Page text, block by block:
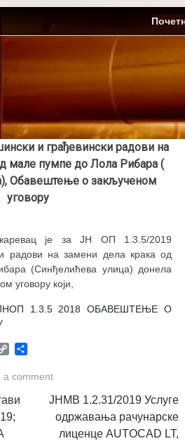
и грађевински радови на
мале пумпе до Лола Рибара (
Обавештење о закљученом
уговору
је за ЈН ОП 1.3.5/2019
радови на замени дела крака од
(Синђелићева улица) донела
уговору који,
1.3.5 2018 ОБАВЕШТЕЊЕ О
Copy
a comment
ЈНМВ 1.2.31/2019 Услуге
одржавања рачунарске
лиценце AUTOCAD LT,